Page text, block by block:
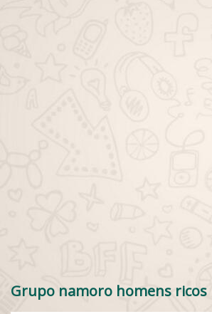
Grupo namoro homens ricos